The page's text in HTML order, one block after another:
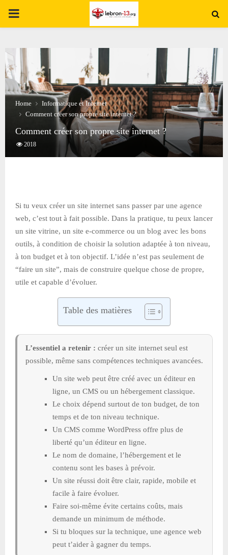
PRIMARY
Home
Informatique et Internet
Comment créer son propre site internet ?
Comment créer son propre site internet ?
2018
Si tu veux créer un site internet sans passer par une agence
web, c’est tout à fait possible. Dans la pratique, tu peux lancer
un site vitrine, un site e-commerce ou un blog avec les bons
outils, à condition de choisir la solution adaptée à ton niveau,
à ton budget et à ton objectif. L’idée n’est pas seulement de
“faire un site”, mais de construire quelque chose de propre,
utile et capable d’évoluer.
Table des matières
L’essentiel a retenir : créer un site internet seul est
possible, même sans compétences techniques avancées.
Un site web peut être créé avec un éditeur en
ligne, un CMS ou un hébergement classique.
Le choix dépend surtout de ton budget, de ton
temps et de ton niveau technique.
Un CMS comme WordPress offre plus de
liberté qu’un éditeur en ligne.
Le nom de domaine, l’hébergement et le
contenu sont les bases à prévoir.
Un site réussi doit être clair, rapide, mobile et
facile à faire évoluer.
Faire soi-même évite certains coûts, mais
demande un minimum de méthode.
Si tu bloques sur la technique, une agence web
peut t’aider à gagner du temps.